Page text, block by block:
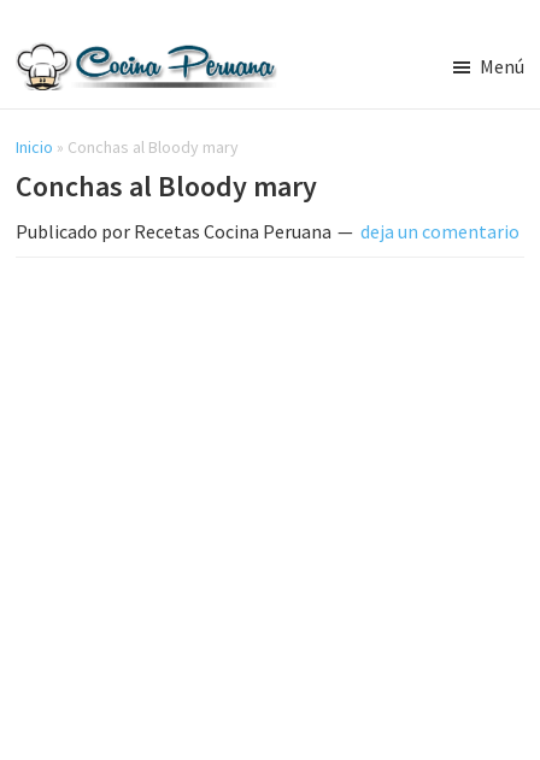
contenido
lateral
principal
Cocina
Peruana,
Recetas
de
Comida
Menú
Inicio » Conchas al Bloody mary
Conchas al Bloody mary
Publicado por Recetas Cocina Peruana deja un comentario